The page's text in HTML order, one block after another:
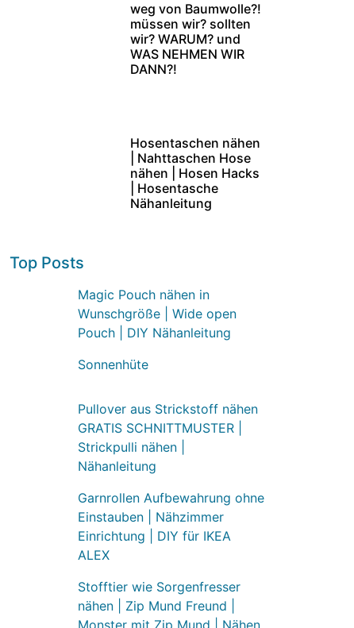
weg von Baumwolle?!
müssen wir? sollten
wir? WARUM? und
WAS NEHMEN WIR
DANN?!
Hosentaschen nähen
| Nahttaschen Hose
nähen | Hosen Hacks
| Hosentasche
Nähanleitung
Top Posts
Magic Pouch nähen in
Wunschgröße | Wide open
Pouch | DIY Nähanleitung
Sonnenhüte
Pullover aus Strickstoff nähen
GRATIS SCHNITTMUSTER |
Strickpulli nähen |
Nähanleitung
Garnrollen Aufbewahrung ohne
Einstauben | Nähzimmer
Einrichtung | DIY für IKEA
ALEX
Stofftier wie Sorgenfresser
nähen | Zip Mund Freund |
Monster mit Zip Mund | Nähen